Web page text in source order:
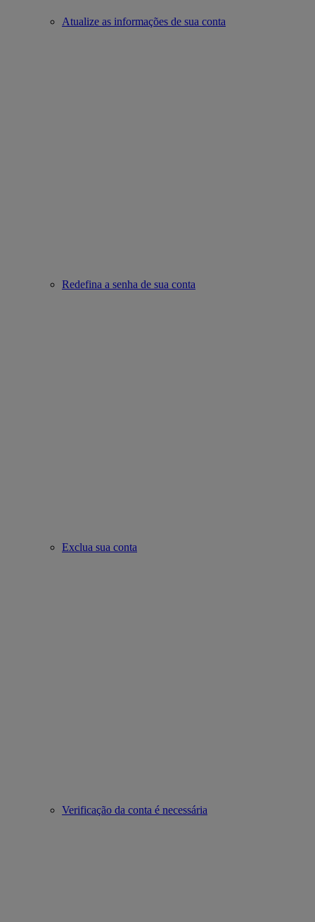
Atualize as informações de sua conta
Redefina a senha de sua conta
Exclua sua conta
Verificação da conta é necessária